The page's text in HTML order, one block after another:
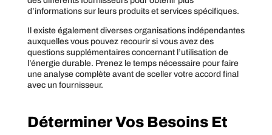
d’informations sur leurs produits et services spécifiques.
Il existe également diverses organisations indépendantes
auxquelles vous pouvez recourir si vous avez des
questions supplémentaires concernant l’utilisation de
l’énergie durable. Prenez le temps nécessaire pour faire
une analyse complète avant de sceller votre accord final
avec un fournisseur.
Déterminer Vos Besoins Et